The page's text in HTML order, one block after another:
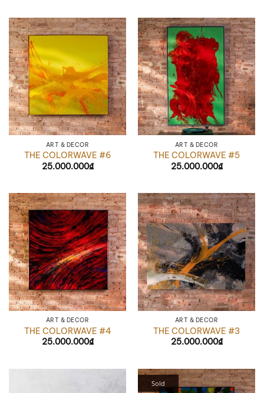
ART & DÉCOR
THE COLORWAVE #6
25.000.000₫
ART & DÉCOR
THE COLORWAVE #5
25.000.000₫
ART & DÉCOR
THE COLORWAVE #4
25.000.000₫
ART & DÉCOR
THE COLORWAVE #3
25.000.000₫
Sold